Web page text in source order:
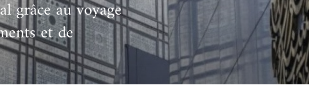
L’heure du conte
et de civilisation arabes
une exposition pédagogique itinérante / Host
travelling exhibition
grâce au voyage
et de